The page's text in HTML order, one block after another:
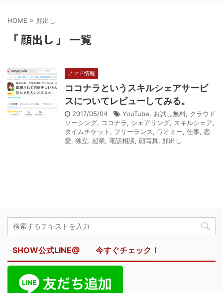
HOME > 顔出し
「 顔出し 」 一覧
ノマド情報
ココナラというスキルシェアサービ
スについてレビューしてみる。
2017/05/04 YouTube, お試し無料, クラウド
ソーシング, ココナラ, シェアリング, スキルシェア,
タイムチケット , フリーランス, ワオミー, 仕事, 恋
愛, 独立, 起業, 電話相談, 顔写真, 顔出し
SHOW公式LINE@ 今すぐチェック！